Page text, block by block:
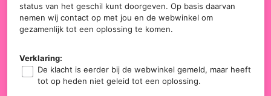
status van het geschil kunt doorgeven. Op basis daarvan
nemen wij contact op met jou en de webwinkel om
gezamenlijk tot een oplossing te komen.
Verklaring:
De klacht is eerder bij de webwinkel gemeld, maar heeft
tot op heden niet geleid tot een oplossing.